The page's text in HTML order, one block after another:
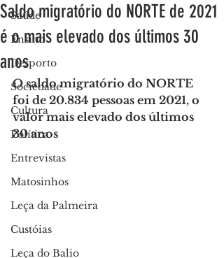
Saúde
Ensino
Desporto
Sociedade
Cultura
Política
Entrevistas
Matosinhos
Leça da Palmeira
Custóias
Leça do Balio
Saldo migratório do NORTE de 2021
é o mais elevado dos últimos 30
anos
O saldo migratório do NORTE
foi de 20.834 pessoas em 2021, o
valor mais elevado dos últimos
30 anos